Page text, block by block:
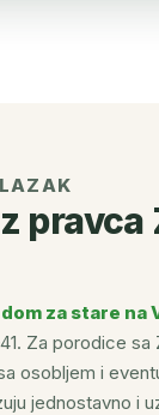
pravca
dom za stare na
Za porodice
osobljem i
jednostavno i